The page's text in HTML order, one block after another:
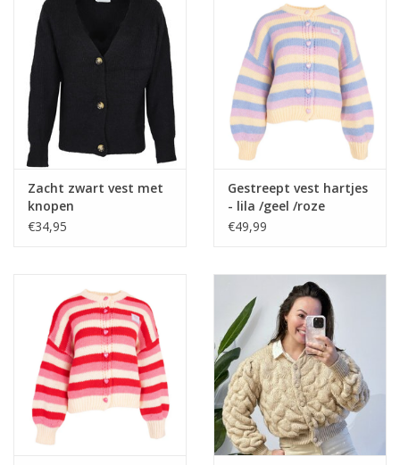
Accessoires
Home deco
SALE
Herensokken
Zacht zwart vest met
knopen
€34,95
Gestreept vest hartjes
- lila /geel /roze
€49,99